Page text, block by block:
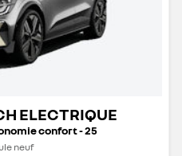
ELECTRIQUE
confort - 25
neuf